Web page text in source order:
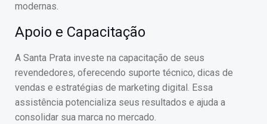
modernas.
Apoio e Capacitação
A Santa Prata investe na capacitação de seus
revendedores, oferecendo suporte técnico, dicas de
vendas e estratégias de marketing digital. Essa
assistência potencializa seus resultados e ajuda a
consolidar sua marca no mercado.